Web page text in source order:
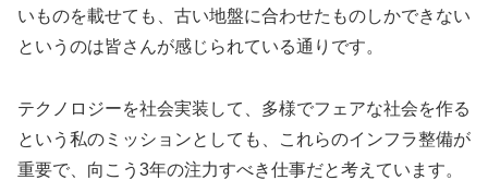
いものを載せても、古い地盤に合わせたものしかできない
というのは皆さんが感じられている通りです。
テクノロジーを社会実装して、多様でフェアな社会を作る
という私のミッションとしても、これらのインフラ整備が
重要で、向こう3年の注力すべき仕事だと考えています。